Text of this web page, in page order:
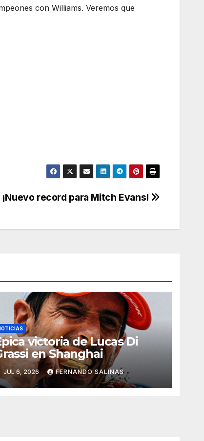
con Williams. Veremos que
¡Nuevo record para Mitch Evans!
victoria de Lucas Di
en Shanghai
JUL 6, 2026 FERNANDO SALINAS